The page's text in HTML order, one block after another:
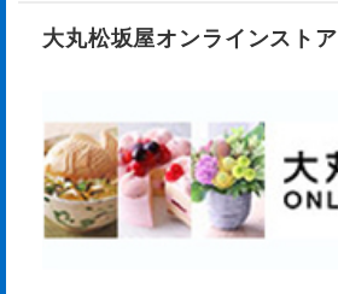
大丸松坂屋オンラインストア